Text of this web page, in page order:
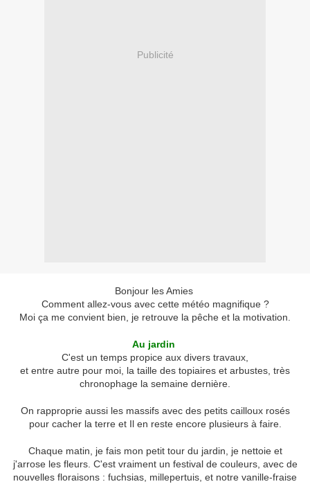
Publicité
Bonjour les Amies
Comment allez-vous avec cette météo magnifique ?
Moi ça me convient bien, je retrouve la pêche et la motivation.
Au jardin
C'est un temps propice aux divers travaux,
et entre autre pour moi, la taille des topiaires et arbustes, très
chronophage la semaine dernière.
On rapproprie aussi les massifs avec des petits cailloux rosés
pour cacher la terre et Il en reste encore plusieurs à faire.
Chaque matin, je fais mon petit tour du jardin, je nettoie et
j'arrose les fleurs. C'est vraiment un festival de couleurs, avec de
nouvelles floraisons : fuchsias, millepertuis, et notre vanille-fraise